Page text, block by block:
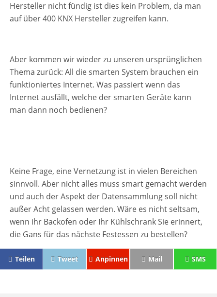
Hersteller nicht fündig ist dies kein Problem, da man
auf über 400 KNX Hersteller zugreifen kann.
Aber kommen wir wieder zu unseren ursprünglichen
Thema zurück: All die smarten System brauchen ein
funktioniertes Internet. Was passiert wenn das
Internet ausfällt, welche der smarten Geräte kann
man dann noch bedienen?
Keine Frage, eine Vernetzung ist in vielen Bereichen
sinnvoll. Aber nicht alles muss smart gemacht werden
und auch der Aspekt der Datensammlung soll nicht
außer Acht gelassen werden. Wäre es nicht seltsam,
wenn ihr Backofen oder Ihr Kühlschrank Sie erinnert,
die Gans für das nächste Festessen zu bestellen?
Teilen Tweet Anpinnen Mail SMS